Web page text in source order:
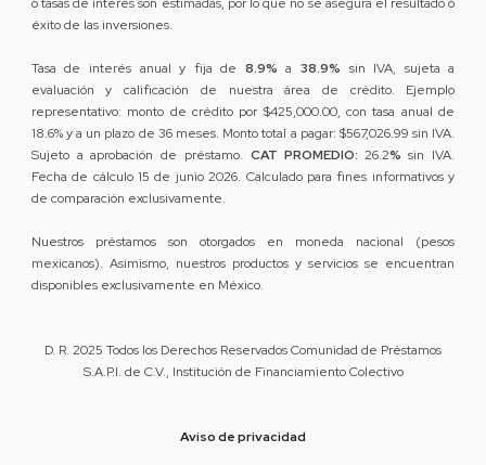
éxito de las inversiones.
Tasa de interés anual y fija de 8.9% a 38.9% sin IVA, sujeta a
evaluación y calificación de nuestra área de crédito. Ejemplo
representativo: monto de crédito por $425,000.00, con tasa anual de
18.6% y a un plazo de 36 meses. Monto total a pagar: $567,026.99 sin IVA.
Sujeto a aprobación de préstamo. CAT PROMEDIO: 26.2% sin IVA.
Fecha de cálculo 15 de junio 2026. Calculado para fines informativos y
de comparación exclusivamente.
Nuestros préstamos son otorgados en moneda nacional (pesos
mexicanos). Asimismo, nuestros productos y servicios se encuentran
disponibles exclusivamente en México.
D. R. 2025 Todos los Derechos Reservados Comunidad de Préstamos
S.A.P.I. de C.V., Institución de Financiamiento Colectivo
Aviso de privacidad